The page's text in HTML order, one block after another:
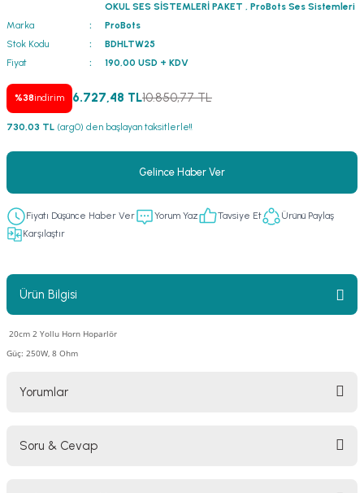
Devre Mebran
Pako Şalter
OKUL SES SİSTEMLERİ PAKET ,ProBots Ses Sistemleri
Marka
ProBots
Stok Kodu
BDHLTW25
Fiyat
190,00 USD + KDV
%38indirim 6.727,48 TL10.850,77 TL
730,03 TL (arg0) den başlayan taksitlerle!!
Gelince Haber Ver
Fiyatı Düşünce Haber Ver Yorum Yaz Tavsiye Et
Ürünü Paylaş
Karşılaştır
Ürün Bilgisi
20cm 2 Yollu Horn Hoparlör
Güç: 250W, 8 Ohm
Yorumlar
Soru & Cevap